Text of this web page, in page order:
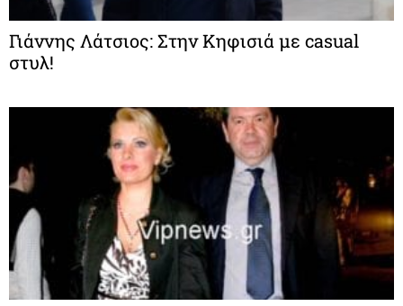
Γιάννης Λάτσιος: Στην Κηφισιά με casual
στυλ!